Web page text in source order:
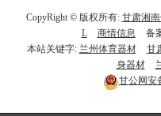
CopyRight © 版权所有: 甘肃湘
L
商情信息 备
本站关键字: 兰州体育器材 甘
身器材
甘公网安